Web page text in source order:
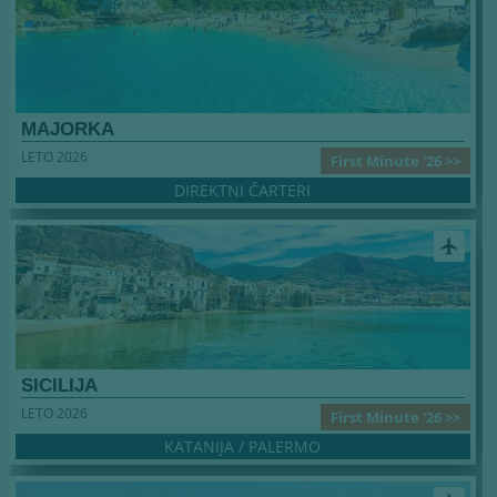
MAJORKA
First Minute '26 >>
LETO 2026
DIREKTNI ČARTERI
airplanemode_active
SICILIJA
First Minute '26 >>
LETO 2026
KATANIJA / PALERMO